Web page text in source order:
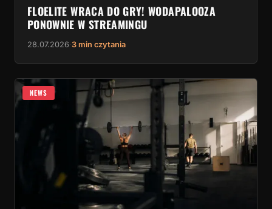
FLOELITE WRACA DO GRY! WODAPALOOZA
PONOWNIE W STREAMINGU
28.07.2026 3 min czytania
NEWS